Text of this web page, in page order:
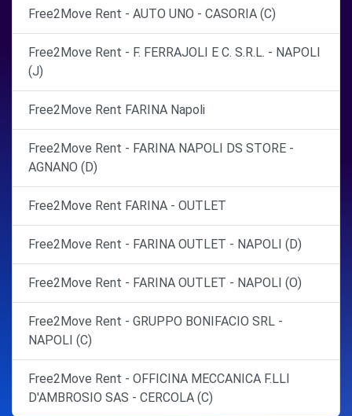
Free2Move Rent - AUTO UNO - CASORIA (C)
Free2Move Rent - F. FERRAJOLI E C. S.R.L. - NAPOLI
(J)
Free2Move Rent FARINA Napoli
Free2Move Rent - FARINA NAPOLI DS STORE -
AGNANO (D)
Free2Move Rent FARINA - OUTLET
Free2Move Rent - FARINA OUTLET - NAPOLI (D)
Free2Move Rent - FARINA OUTLET - NAPOLI (O)
Free2Move Rent - GRUPPO BONIFACIO SRL -
NAPOLI (C)
Free2Move Rent - OFFICINA MECCANICA F.LLI
D'AMBROSIO SAS - CERCOLA (C)